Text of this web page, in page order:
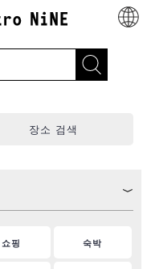
장소 검색
쇼핑 숙박